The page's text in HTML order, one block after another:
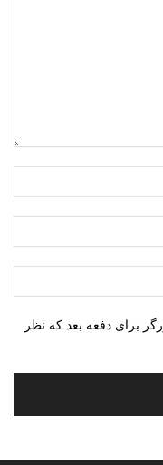
برای دفعه بعد که نظر